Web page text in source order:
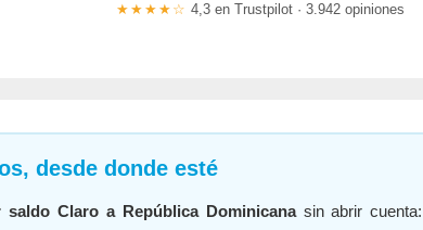
★★★★☆ 4,3 en Trustpilot · 3.942 opiniones
desde donde esté
saldo Claro a República Dominicanasin abrir